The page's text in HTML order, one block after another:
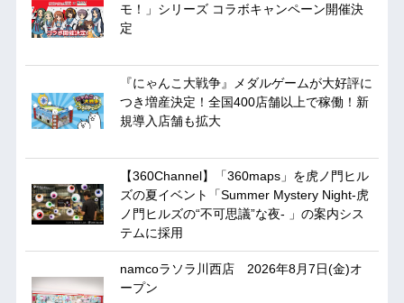
モ！」シリーズ コラボキャンペーン開催決
定
『にゃんこ大戦争』メダルゲームが大好評に
つき増産決定！全国400店舗以上で稼働！新
規導入店舗も拡大
【360Channel】「360maps」を虎ノ門ヒル
ズの夏イベント「Summer Mystery Night-虎
ノ門ヒルズの“不可思議”な夜- 」の案内シス
テムに採用
namcoラソラ川西店 2026年8月7日(金)オ
ープン